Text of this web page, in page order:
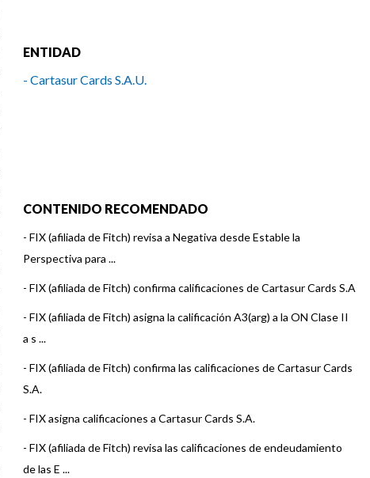
ENTIDAD
- Cartasur Cards S.A.U.
CONTENIDO RECOMENDADO
- FIX (afiliada de Fitch) revisa a Negativa desde Estable la
Perspectiva para ...
- FIX (afiliada de Fitch) confirma calificaciones de Cartasur Cards S.A
- FIX (afiliada de Fitch) asigna la calificación A3(arg) a la ON Clase II
a s ...
- FIX (afiliada de Fitch) confirma las calificaciones de Cartasur Cards
S.A.
- FIX asigna calificaciones a Cartasur Cards S.A.
- FIX (afiliada de Fitch) revisa las calificaciones de endeudamiento
de las E ...